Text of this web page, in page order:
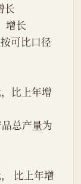
长
增长
可比口径
比上年增
总产量为